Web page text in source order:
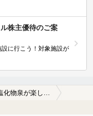
株主優待のご案
に行こう！対象施設が
塩化物泉が楽しめる森岳駅近くの温泉、日帰り温泉、スーパー銭湯おすすめ